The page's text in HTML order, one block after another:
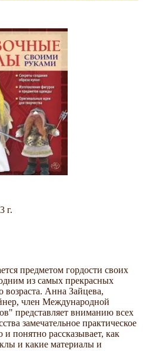
г.
предметом гордости своих
из самых прекрасных
возраста. Анна Зайцева,
член Международной
представляет вниманию всех
замечательное практическое
понятно рассказывает, как
и какие материалы и